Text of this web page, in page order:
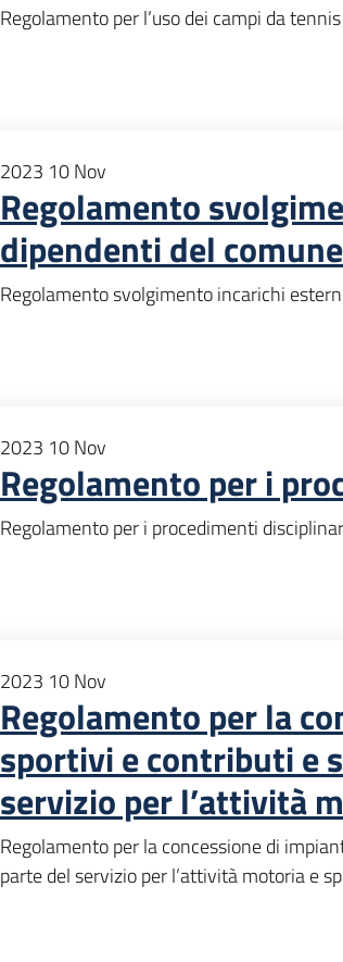
Regolamento per l’uso dei campi da
2023 10Nov
Regolamento
dipendenti del
Regolamento svolgimento incarichi
2023 10Nov
Regolamento per i
Regolamento per i procedimenti
2023 10Nov
Regolamento per la
sportivi e contributi e
servizio per l’attività
Regolamento per la concessione di
parte del servizio per l’attività motoria e